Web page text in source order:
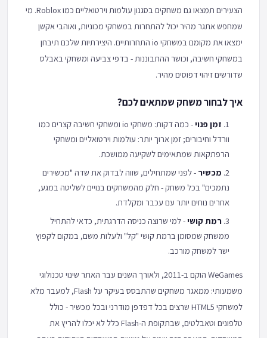
הצעירים תמצאו גם משחקים בסגנון עולמות וירטואליים כמו Roblox. מי
שמחפש אתגר מהיר יכול להתחרות במשחקי מכוניות, ואוהבי אקשן
ימצאו את מקומם במשחקי io התחרותיים. היצירתיות שלכם תיבחן
במשחקי חשיבה, וכושר ההתבוננות - בדפי צביעה ומשחקי באבלס
שדורשים זיהוי דפוסים מהיר.
איך לבחור משחק שמתאים לכם?
זמן פנוי
- כמה דקות: משחקי io ומשחקי חשיבה קצרים כמו
וורדל וחיבורים; זמן ארוך יותר: עולמות וירטואליים ומשחקי
הרפתקאות שמתאימים לשקיעה ממושכת.
מכשיר - לפני שמתחילים, שווה לבדוק את שדה "מכשירים
נתמכים" בכל משחק - חלק מהמשחקים בנויים לשליטה במגע,
אחרים נוחים יותר עם עכבר ומקלדת.
רמת קושי- למי שרוצה כניסה הדרגתית, כדאי להתחיל
ממשחק שמסומן ברמת קושי "קל" ולעלות משם, במקום לקפוץ
ישר למשחק מורכב.
WeGames הוקם ב-2011, ולאורך השנים עבר האתר שינוי טכנולוגי
משמעותי: ממאגר משחקים שהתבסס בעיקר על Flash, למעבר מלא
למשחקי HTML5 שרצים בכל דפדפן מודרני ובכל מכשיר - כולל
טלפונים וטאבלטים, שבתקופת ה-Flash כלל לא יכלו להריץ את